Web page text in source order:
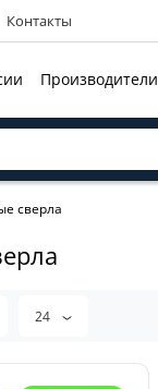
Контакты
Производители
сверла
24